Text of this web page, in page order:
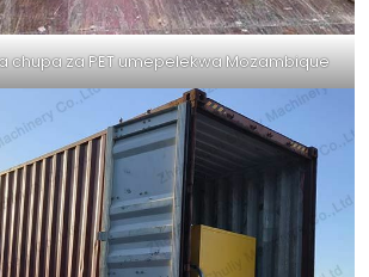
chupa za PET umepelekwa Mozambique